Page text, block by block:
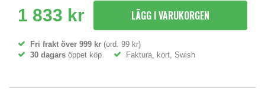
1 833 kr LÄGG I VARUKORGEN
Fri frakt över 999 kr (ord. 99 kr)
30 dagars öppet köp Faktura, kort, Swish